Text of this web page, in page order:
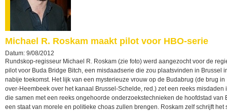
Michael R. Roskam maakt pilot voor HBO-serie
Datum: 9/08/2012
Rundskop-regisseur Michael R. Roskam (zie foto) werd aangezocht voor de
pilot voor Buda Bridge Bitch, een misdaadserie die zou plaatsvinden in Brussel
nabije toekomst. Het lijk van een mysterieuze vrouw op de Budabrug (de brug in
over-Heembeek over het kanaal Brussel-Schelde, red.) zet een reeks misdaden
die samen met een reeks ongehoorde onderzoekstechnieken de hoofdstad van
een staat van morele en politieke choas zullen brengen. Roskam zelf schrijft het